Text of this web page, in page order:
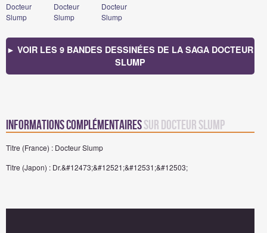
Docteur
Slump
Docteur
Slump
Docteur
Slump
► VOIR LES 9 BANDES DESSINÉES DE LA SAGA DOCTEUR
SLUMP
Informations complémentairessur Docteur Slump
Titre (France) : Docteur Slump
Titre (Japon) : Dr.&#12473;&#12521;&#12531;&#12503;